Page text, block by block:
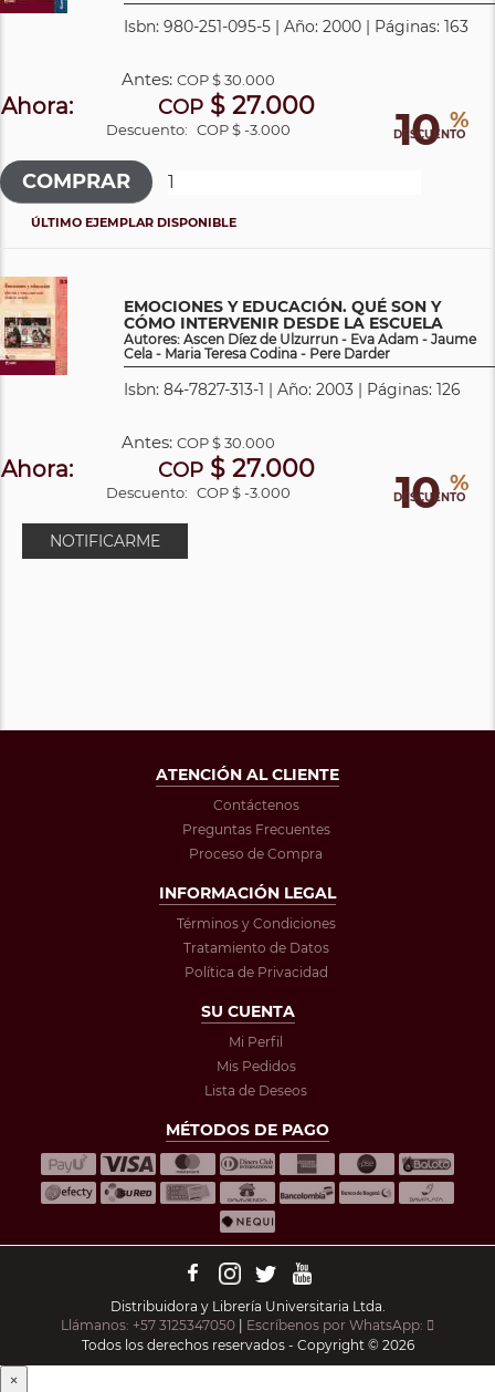
Isbn: 980-251-095-5 | Año: 2000 | Páginas: 163
10 %
DESCUENTO
Antes: COP$ 30.000
Ahora: COP $ 27.000
Descuento: COP $ -3.000
ÚLTIMO EJEMPLAR DISPONIBLE
EMOCIONES Y EDUCACIÓN. QUÉ SON Y
CÓMO INTERVENIR DESDE LA ESCUELA
Autores: Ascen Díez de Ulzurrun - Eva Adam - Jaume
Cela - Maria Teresa Codina - Pere Darder
Isbn: 84-7827-313-1 | Año: 2003 | Páginas: 126
10 %
DESCUENTO
Antes: COP$ 30.000
Ahora: COP $ 27.000
Descuento: COP $ -3.000
NOTIFICARME
ATENCIÓN AL CLIENTE
Contáctenos
Preguntas Frecuentes
Proceso de Compra
INFORMACIÓN LEGAL
Términos y Condiciones
Tratamiento de Datos
Política de Privacidad
SU CUENTA
Mi Perfil
Mis Pedidos
Lista de Deseos
MÉTODOS DE PAGO
Distribuidora y Librería Universitaria Ltda.
Llámanos: +57 3125347050 | Escríbenos por WhatsApp:
Todos los derechos reservados - Copyright © 2026
×